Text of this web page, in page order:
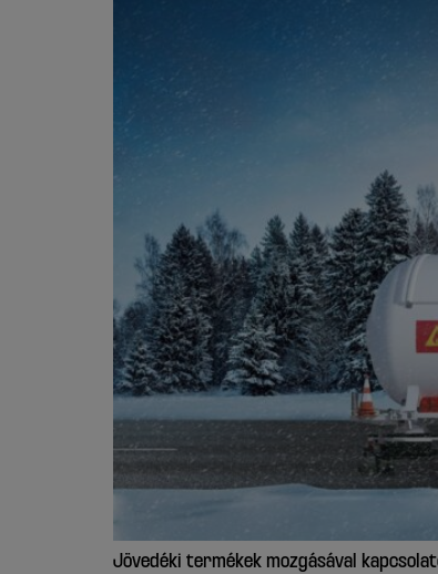
Jövedéki termékek mozgásával